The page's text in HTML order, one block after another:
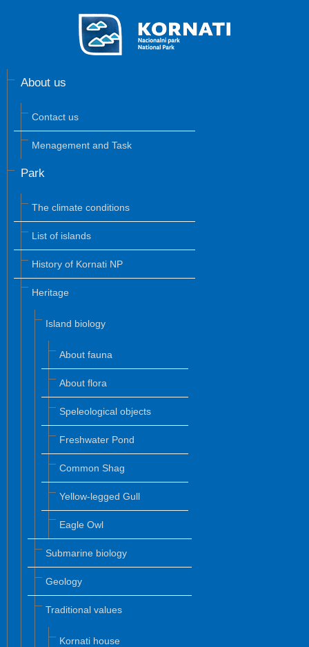
About us
Contact us
Menagement and Task
Park
The climate conditions
List of islands
History of Kornati NP
Heritage
Island biology
About fauna
About flora
Speleological objects
Freshwater Pond
Common Shag
Yellow-legged Gull
Eagle Owl
Submarine biology
Geology
Traditional values
Kornati house